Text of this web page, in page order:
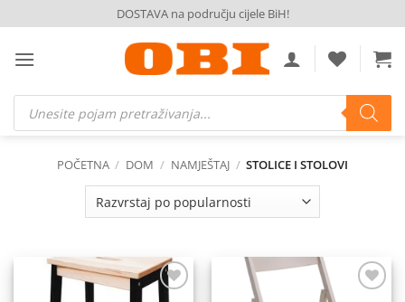
to
content
DOSTAVA na području cijele BiH!
Products
search
POČETNA / DOM / NAMJEŠTAJ / STOLICE I STOLOVI